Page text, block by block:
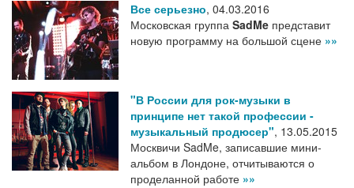
Все серьезно, 04.03.2016
Московская группа SadMe представит
новую программу на большой сцене »»
"В России для рок-музыки в
принципе нет такой профессии -
музыкальный продюсер", 13.05.2015
Москвичи SadMe, записавшие мини-
альбом в Лондоне, отчитываются о
проделанной работе »»